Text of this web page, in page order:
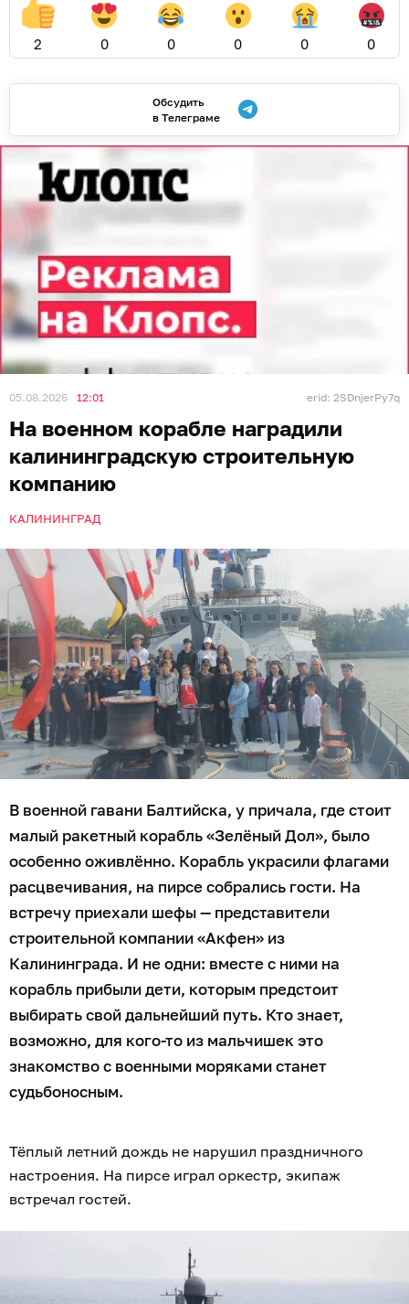
2 0 0 0 0 0
Обсудить
в Телеграме
05.08.2026 12:01 erid: 2SDnjerPy7q
На военном корабле наградили
калининградскую строительную
компанию
КАЛИНИНГРАД
В военной гавани Балтийска, у причала, где стоит
малый ракетный корабль «Зелёный Дол», было
особенно оживлённо. Корабль украсили флагами
расцвечивания, на пирсе собрались гости. На
встречу приехали шефы — представители
строительной компании «Акфен» из
Калининграда. И не одни: вместе с ними на
корабль прибыли дети, которым предстоит
выбирать свой дальнейший путь. Кто знает,
возможно, для кого-то из мальчишек это
знакомство с военными моряками станет
судьбоносным.
Тёплый летний дождь не нарушил праздничного
настроения. На пирсе играл оркестр, экипаж
встречал гостей.